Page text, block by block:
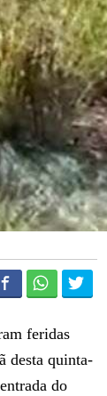
feridas
desta quinta-
do